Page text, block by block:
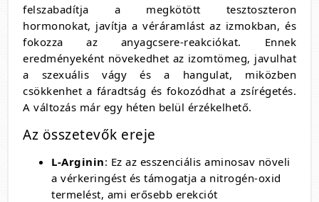
felszabadítja a megkötött tesztoszteron
hormonokat, javítja a véráramlást az izmokban, és
fokozza az anyagcsere-reakciókat. Ennek
eredményeként növekedhet az izomtömeg, javulhat
a szexuális vágy és a hangulat, miközben
csökkenhet a fáradtság és fokozódhat a zsírégetés.
A változás már egy héten belül érzékelhető.
Az összetevők ereje
L-Arginin: Ez az esszenciális aminosav növeli
a vérkeringést és támogatja a nitrogén-oxid
termelést, ami erősebb erekciót